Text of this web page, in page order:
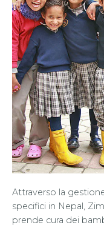
Attraverso la
specifici in Nepal,
prende cura dei